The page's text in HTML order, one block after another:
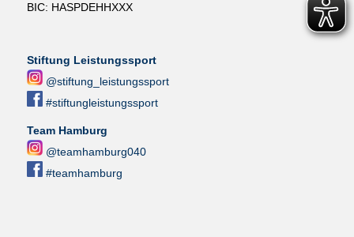
BIC: HASPDEHHXXX
Stiftung Leistungssport
@stiftung_leistungssport
#stiftungleistungssport
Team Hamburg
@teamhamburg040
#teamhamburg